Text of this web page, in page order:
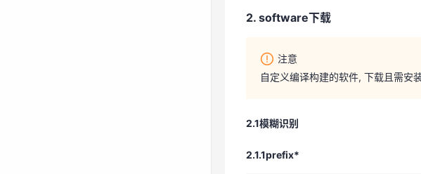
自定义编译构建的软件, 下载且需安
2.1模糊识别
$ cthpc software install ucx*
2. software下载
注意
自定义编译构建的软件, 下载且需安
2.1模糊识别
2.1.1prefix*